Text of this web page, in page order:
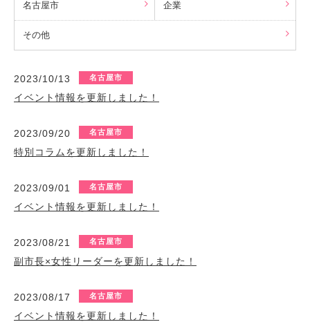
名古屋市 企業
その他
2023/10/13 名古屋市
イベント情報を更新しました！
2023/09/20 名古屋市
特別コラムを更新しました！
2023/09/01 名古屋市
イベント情報を更新しました！
2023/08/21 名古屋市
副市長×女性リーダーを更新しました！
2023/08/17 名古屋市
イベント情報を更新しました！